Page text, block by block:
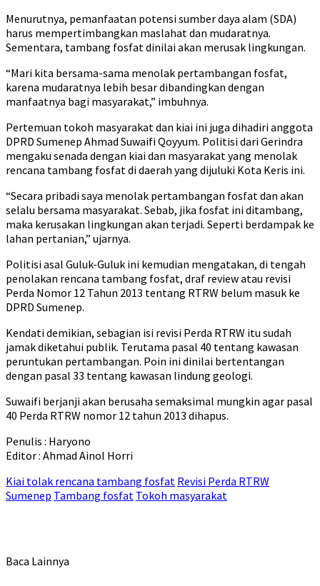
Menurutnya, pemanfaatan potensi sumber daya alam (SDA)
harus mempertimbangkan maslahat dan mudaratnya.
Sementara, tambang fosfat dinilai akan merusak lingkungan.
“Mari kita bersama-sama menolak pertambangan fosfat,
karena mudaratnya lebih besar dibandingkan dengan
manfaatnya bagi masyarakat,” imbuhnya.
Pertemuan tokoh masyarakat dan kiai ini juga dihadiri anggota
DPRD Sumenep Ahmad Suwaifi Qoyyum. Politisi dari Gerindra
mengaku senada dengan kiai dan masyarakat yang menolak
rencana tambang fosfat di daerah yang dijuluki Kota Keris ini.
“Secara pribadi saya menolak pertambangan fosfat dan akan
selalu bersama masyarakat. Sebab, jika fosfat ini ditambang,
maka kerusakan lingkungan akan terjadi. Seperti berdampak ke
lahan pertanian,” ujarnya.
Politisi asal Guluk-Guluk ini kemudian mengatakan, di tengah
penolakan rencana tambang fosfat, draf review atau revisi
Perda Nomor 12 Tahun 2013 tentang RTRW belum masuk ke
DPRD Sumenep.
Kendati demikian, sebagian isi revisi Perda RTRW itu sudah
jamak diketahui publik. Terutama pasal 40 tentang kawasan
peruntukan pertambangan. Poin ini dinilai bertentangan
dengan pasal 33 tentang kawasan lindung geologi.
Suwaifi berjanji akan berusaha semaksimal mungkin agar pasal
40 Perda RTRW nomor 12 tahun 2013 dihapus.
Penulis : Haryono
Editor : Ahmad Ainol Horri
Kiai tolak rencana tambang fosfat Revisi Perda RTRW
Sumenep Tambang fosfat Tokoh masyarakat
Baca Lainnya